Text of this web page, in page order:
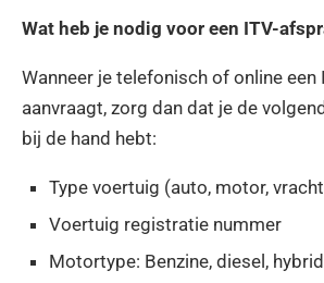
Wat heb je nodig voor een ITV-
Wanneer je telefonisch of online een
aanvraagt, zorg dan dat je de
bij de hand hebt:
Type voertuig (auto, motor,
Voertuig registratie nummer
Motortype: Benzine, diesel,